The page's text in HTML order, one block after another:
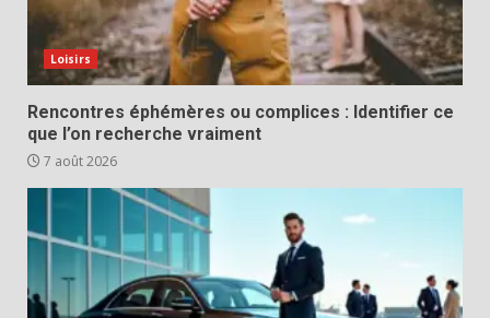
Loisirs
Rencontres éphémères ou complices : Identifier ce
que l’on recherche vraiment
7 août 2026